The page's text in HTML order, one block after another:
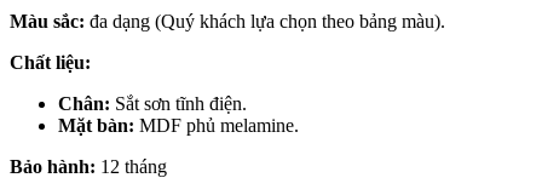
Màu sắc: đa dạng (Quý khách lựa chọn theo bảng màu).
Chất liệu:
Chân: Sắt sơn tĩnh điện.
Mặt bàn: MDF phủ melamine.
Bảo hành: 12 tháng